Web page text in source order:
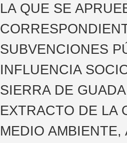
LA QUE SE
SUBVENCIONES
INFLUENCIA
SIERRA DE
EXTRACTO DE LA
MEDIO